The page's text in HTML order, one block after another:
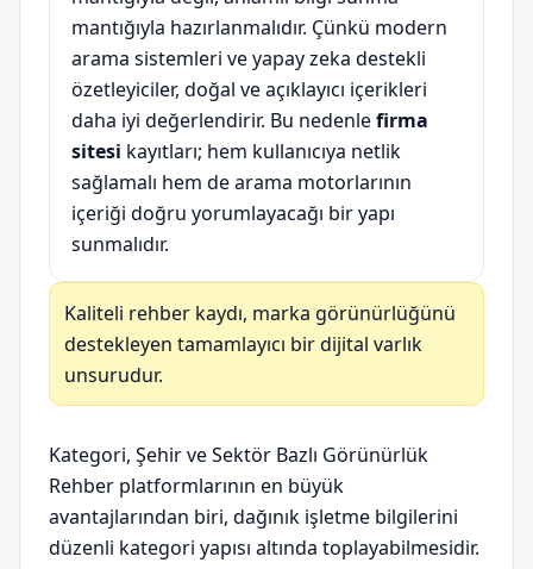
mantığıyla hazırlanmalıdır. Çünkü modern
arama sistemleri ve yapay zeka destekli
özetleyiciler, doğal ve açıklayıcı içerikleri
daha iyi değerlendirir. Bu nedenlefirma
sitesi kayıtları; hem kullanıcıya netlik
sağlamalı hem de arama motorlarının
içeriği doğru yorumlayacağı bir yapı
sunmalıdır.
Kaliteli rehber kaydı, marka görünürlüğünü
destekleyen tamamlayıcı bir dijital varlık
unsurudur.
Kategori, Şehir ve Sektör Bazlı Görünürlük
Rehber platformlarının en büyük
avantajlarından biri, dağınık işletme bilgilerini
düzenli kategori yapısı altında toplayabilmesidir.